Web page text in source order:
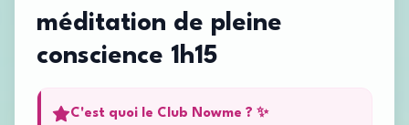
méditation de pleine
conscience 1h15
C'est quoi le Club Nowme ? ✨